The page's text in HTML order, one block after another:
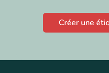
Créer une